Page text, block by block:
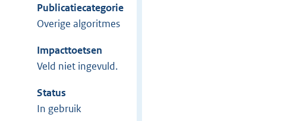
Publicatiecategorie
Overige algoritmes
Impacttoetsen
Veld niet ingevuld.
Status
In gebruik